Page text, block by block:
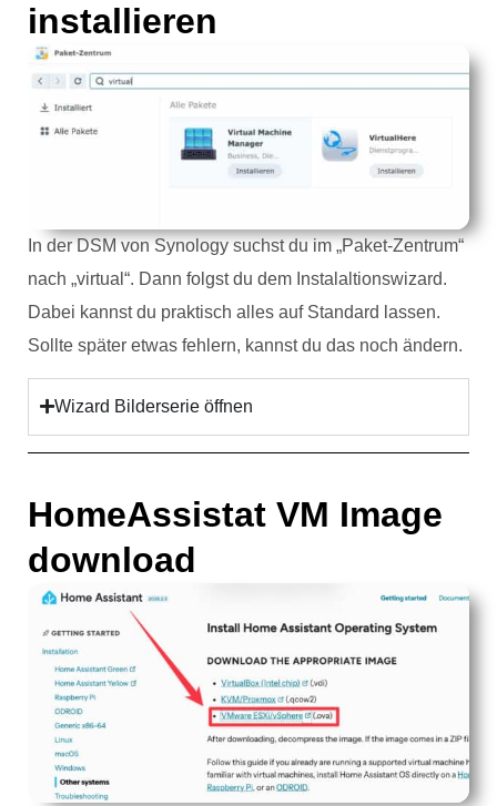
installieren
In der DSM von Synology suchst du im „Paket-Zentrum“
nach „virtual“. Dann folgst du dem Instalaltionswizard.
Dabei kannst du praktisch alles auf Standard lassen.
Sollte später etwas fehlern, kannst du das noch ändern.
Wizard Bilderserie öffnen
HomeAssistat VM Image
download